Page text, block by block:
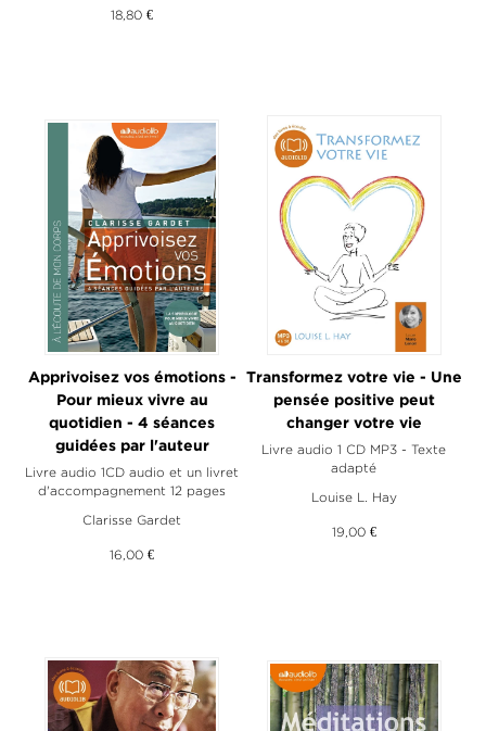
18,80 €
Apprivoisez vos émotions -
Pour mieux vivre au
quotidien - 4 séances
guidées par l'auteur
Livre audio 1CD audio et un livret
d'accompagnement 12 pages
Clarisse Gardet
16,00 €
Transformez votre vie - Une
pensée positive peut
changer votre vie
Livre audio 1 CD MP3 - Texte
adapté
Louise L. Hay
19,00 €